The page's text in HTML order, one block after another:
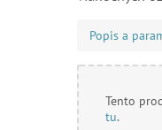
Popis a
Tento
tu.